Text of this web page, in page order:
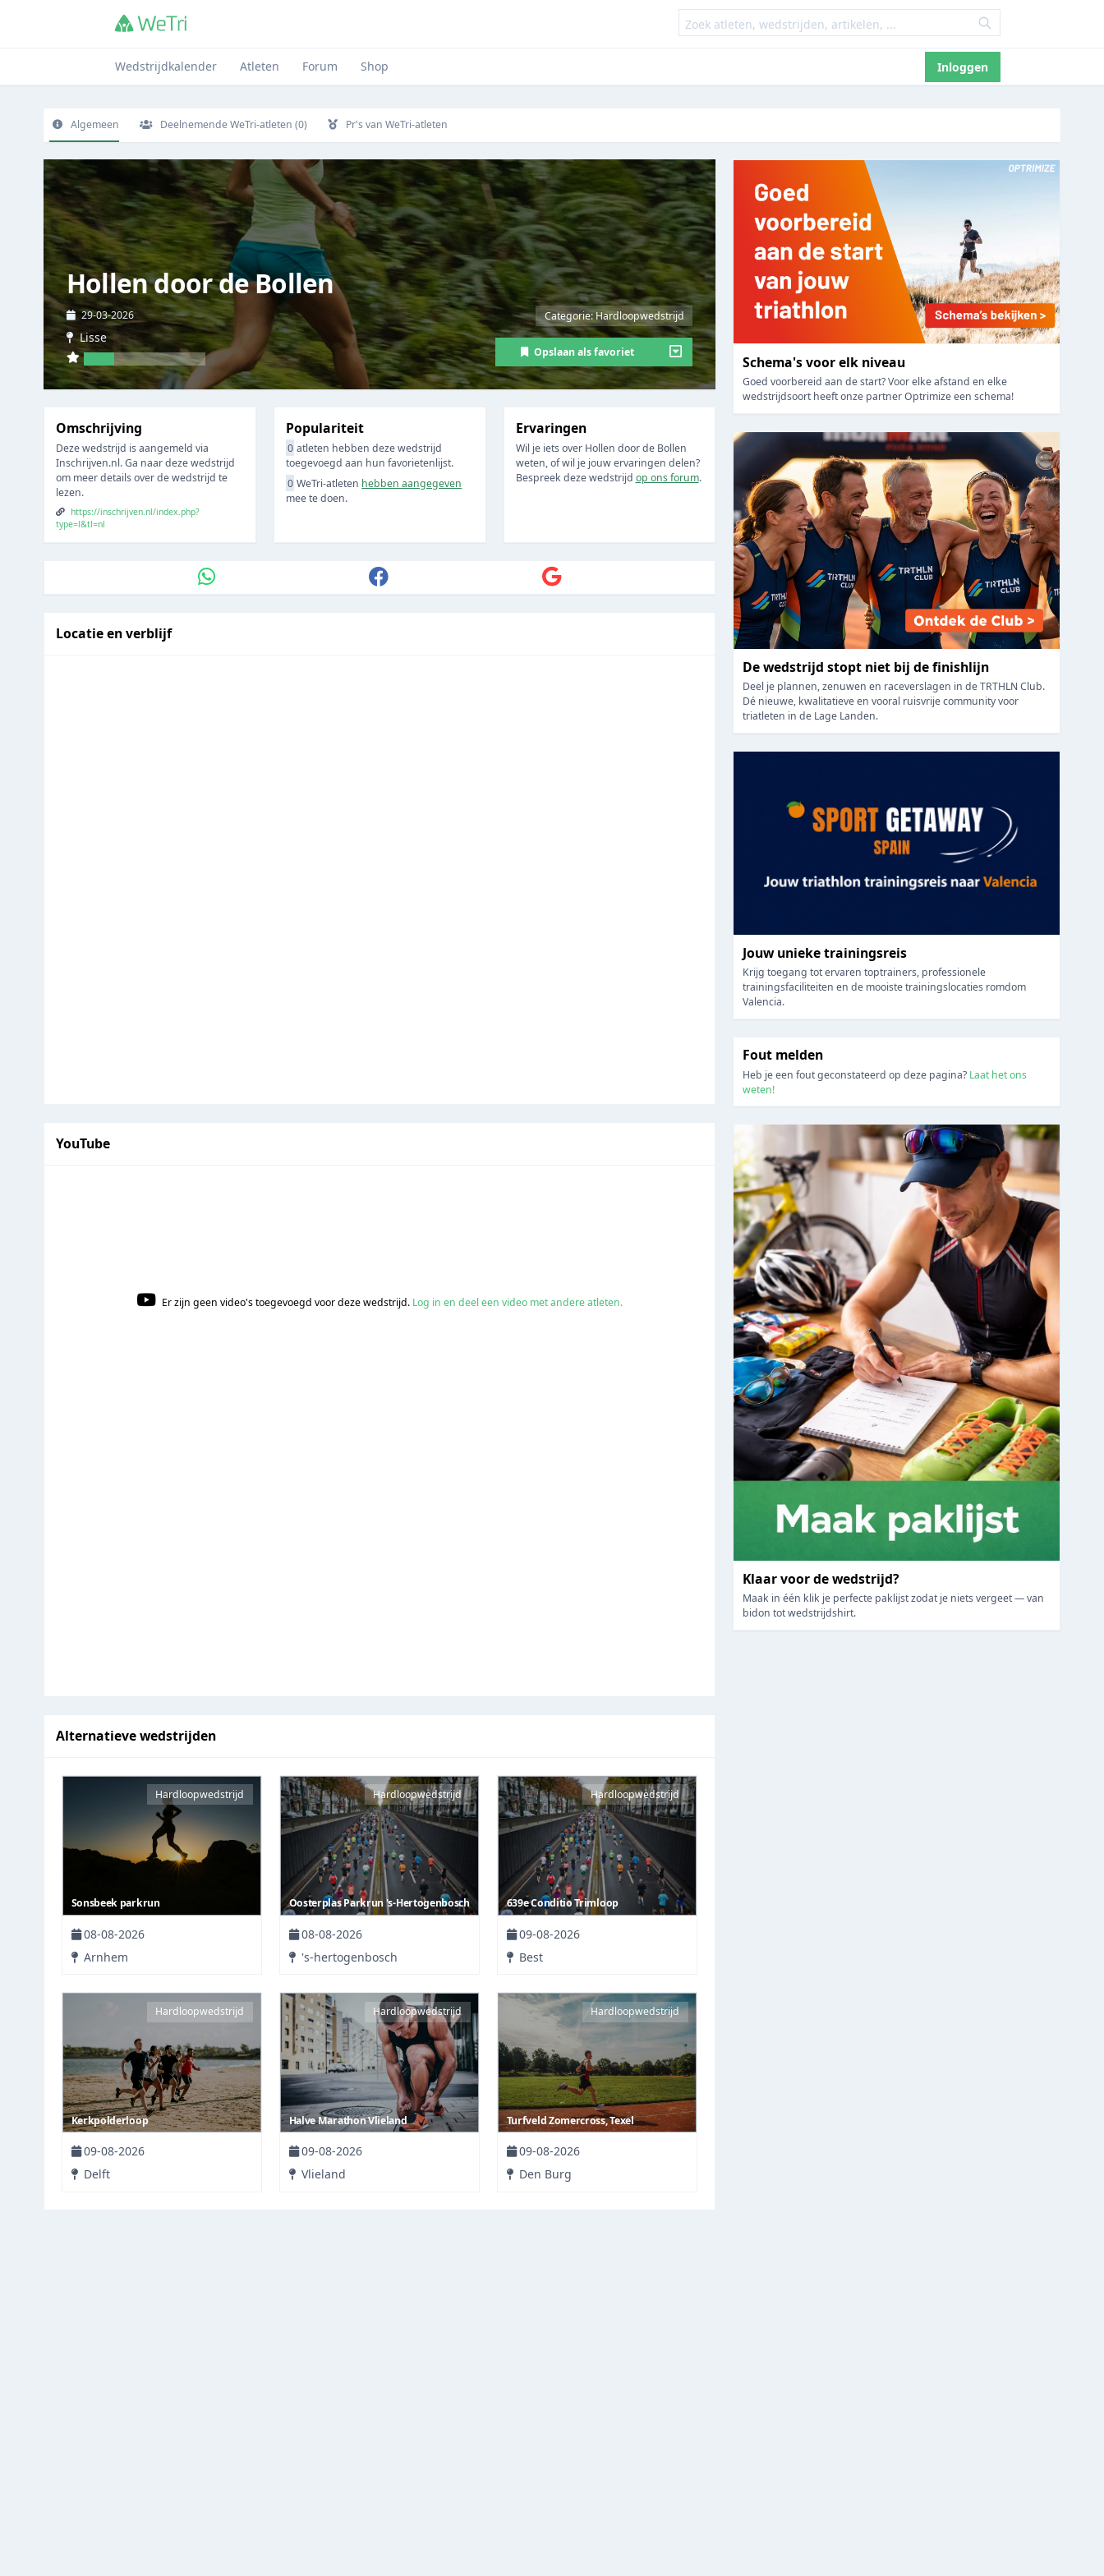
Wedstrijdkalender Atleten Forum Shop Inloggen
Algemeen Deelnemende WeTri-atleten (0) Pr's van WeTri-atleten
Hollen door de Bollen
29-03-2026
Lisse
Categorie: Hardloopwedstrijd
Opslaan als favoriet
Omschrijving
Deze wedstrijd is aangemeld via
Inschrijven.nl. Ga naar deze wedstrijd
om meer details over de wedstrijd te
lezen.
https://inschrijven.nl/index.php?
type=l&tl=nl
Populariteit
0 atleten hebben deze wedstrijd
toegevoegd aan hun favorietenlijst.
0 WeTri-atleten hebben aangegeven
mee te doen.
Ervaringen
Wil je iets over Hollen door de Bollen
weten, of wil je jouw ervaringen delen?
Bespreek deze wedstrijd op ons forum.
Locatie en verblijf
YouTube
Er zijn geen video's toegevoegd voor deze wedstrijd. Log in en deel een video met andere atleten.
Alternatieve wedstrijden
Hardloopwedstrijd
Sonsbeek parkrun
08-08-2026
Arnhem
Hardloopwedstrijd
Oosterplas Parkrun 's-Hertogenbosch
08-08-2026
's-hertogenbosch
Hardloopwedstrijd
639e Conditio Trimloop
09-08-2026
Best
Hardloopwedstrijd
Kerkpolderloop
09-08-2026
Delft
Hardloopwedstrijd
Halve Marathon Vlieland
09-08-2026
Vlieland
Hardloopwedstrijd
Turfveld Zomercross, Texel
09-08-2026
Den Burg
Schema's voor elk niveau
Goed voorbereid aan de start? Voor elke afstand en elke
wedstrijdsoort heeft onze partner Optrimize een schema!
De wedstrijd stopt niet bij de finishlijn
Deel je plannen, zenuwen en raceverslagen in de TRTHLN Club.
Dé nieuwe, kwalitatieve en vooral ruisvrije community voor
triatleten in de Lage Landen.
Jouw unieke trainingsreis
Krijg toegang tot ervaren toptrainers, professionele
trainingsfaciliteiten en de mooiste trainingslocaties romdom
Valencia.
Fout melden
Heb je een fout geconstateerd op deze pagina? Laat het ons
weten!
Klaar voor de wedstrijd?
Maak in één klik je perfecte paklijst zodat je niets vergeet — van
bidon tot wedstrijdshirt.